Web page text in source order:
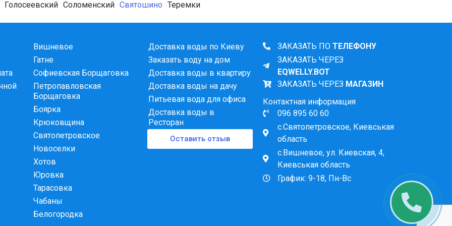
Поликарбонатный бутыль Залоговая стоимость (единоразово)
район и окрестности
берега столицы. Мы разрабатываем логистические маршруты так, чтобы минимизировать время
с метро Академгородок, Житомирская, Святошино или Нивки, а также на крупных транспортных артериях:
Большая Окружная дорога, бульвар Кольцова или улица Академика Ефремова.
Голосеевский Соломенский Святошино Теремки
Вишневое
Гатне
Софиевская Борщаговка
Петропавловская
Борщаговка
Боярка
Крюковщина
Святопетровское
Новоселки
Хотов
Юровка
Тарасовка
Чабаны
Белогородка
Доставка воды по Киеву
Заказать воду на дом
Доставка воды в квартиру
Доставка воды на дачу
Питьевая вода для офиса
Доставка воды в
Ресторан
Оставить отзыв
ЗАКАЗАТЬ ПО ТЕЛЕФОНУ
ЗАКАЗАТЬ ЧЕРЕЗ
EQWELLY.BOT
ЗАКАЗАТЬ ЧЕРЕЗ МАГАЗИН
Контактная информация
096 895 60 60
с.Святопетровское, Киевськая
область
с.Вишневое, ул. Киевская, 4,
Киевськая область
График: 9-18, Пн-Вс